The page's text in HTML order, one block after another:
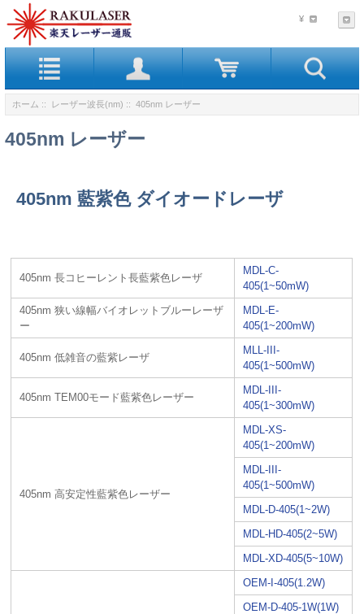
¥
ホーム :: レーザー波長(nm) :: 405nm レーザー
405nm レーザー
405nm 藍紫色 ダイオードレーザ
405nm 長コヒーレント長藍紫色レーザ
MDL-C-
405(1~50mW)
405nm 狭い線幅バイオレットブルーレーザ
ー
MDL-E-
405(1~200mW)
405nm 低雑音の藍紫レーザ
MLL-III-
405(1~500mW)
405nm TEM00モード藍紫色レーザー
MDL-III-
405(1~300mW)
405nm 高安定性藍紫色レーザー
MDL-XS-
405(1~200mW)
MDL-III-
405(1~500mW)
MDL-D-405(1~2W)
MDL-HD-405(2~5W)
MDL-XD-405(5~10W)
OEM-I-405(1.2W)
OEM-D-405-1W(1W)